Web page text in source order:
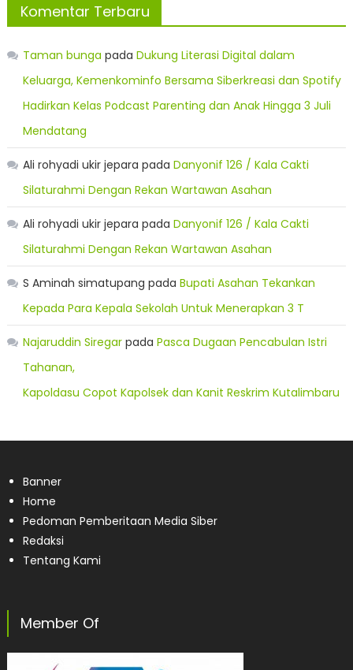
Komentar Terbaru
Taman bunga pada Dukung Literasi Digital dalam
Keluarga, Kemenkominfo Bersama Siberkreasi dan Spotify
Hadirkan Kelas Podcast Parenting dan Anak Hingga 3 Juli
Mendatang
Ali rohyadi ukir jepara pada Danyonif 126 / Kala Cakti
Silaturahmi Dengan Rekan Wartawan Asahan
Ali rohyadi ukir jepara pada Danyonif 126 / Kala Cakti
Silaturahmi Dengan Rekan Wartawan Asahan
S Aminah simatupang pada Bupati Asahan Tekankan
Kepada Para Kepala Sekolah Untuk Menerapkan 3 T
Najaruddin Siregarpada Pasca Dugaan Pencabulan Istri
Tahanan,
Kapoldasu Copot Kapolsek dan Kanit Reskrim Kutalimbaru
Banner
Home
Pedoman Pemberitaan Media Siber
Redaksi
Tentang Kami
Member Of